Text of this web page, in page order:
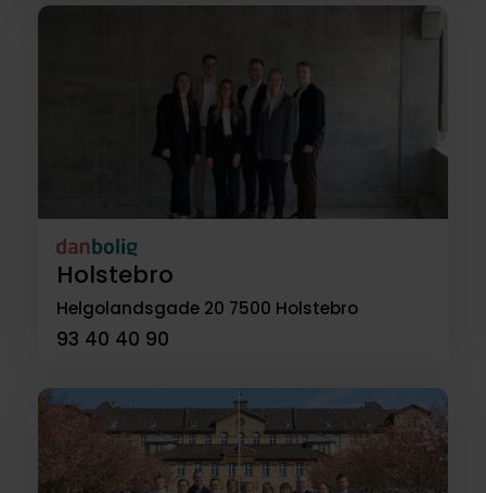
Holstebro
Helgolandsgade 20 7500 Holstebro
93 40 40 90